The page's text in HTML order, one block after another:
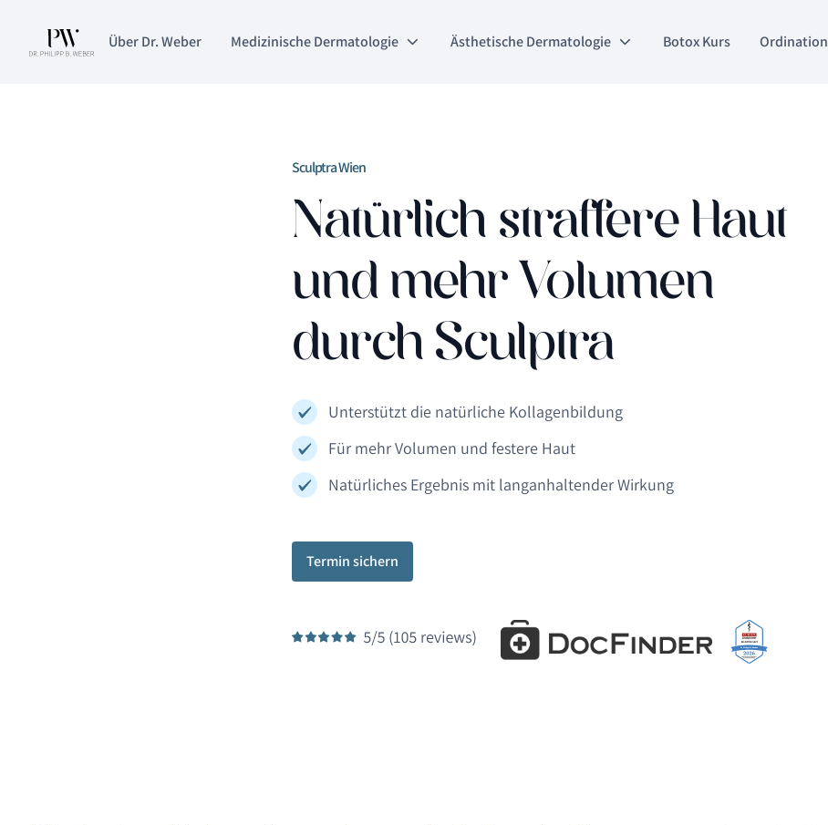
Über Dr. Weber Medizinische Dermatologie Ästhetische Dermatologie Botox Kurs Ordination
Sculptra Wien
Natürlich straffere Haut
und mehr Volumen
durch Sculptra
Unterstützt die natürliche Kollagenbildung
Für mehr Volumen und festere Haut
Natürliches Ergebnis mit langanhaltender Wirkung
Termin sichern